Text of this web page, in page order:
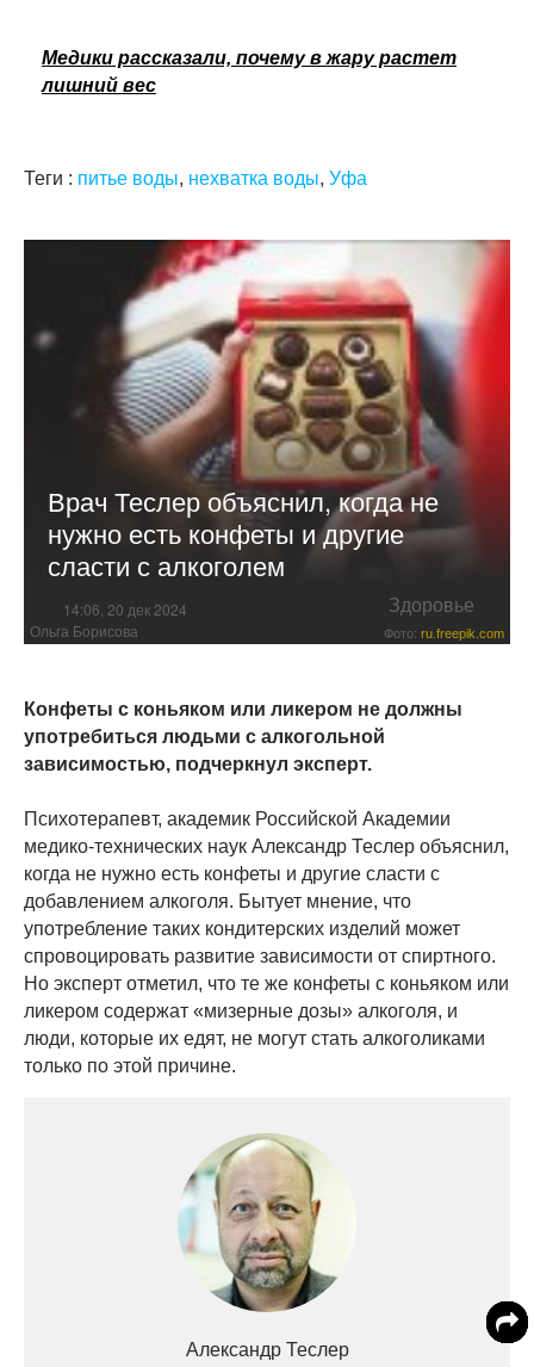
Медики рассказали, почему в жару растет
лишний вес
Теги : питье воды, нехватка воды, Уфа
Врач Теслер объяснил, когда не
нужно есть конфеты и другие
сласти с алкоголем
14:06, 20 дек 2024 Здоровье
Ольга Борисова Фото: ru.freepik.com
Конфеты с коньяком или ликером не должны
употребиться людьми с алкогольной
зависимостью, подчеркнул эксперт.
Психотерапевт, академик Российской Академии
медико-технических наук Александр Теслер объяснил,
когда не нужно есть конфеты и другие сласти с
добавлением алкоголя. Бытует мнение, что
употребление таких кондитерских изделий может
спровоцировать развитие зависимости от спиртного.
Но эксперт отметил, что те же конфеты с коньяком или
ликером содержат «мизерные дозы» алкоголя, и
люди, которые их едят, не могут стать алкоголиками
только по этой причине.
Александр Теслер